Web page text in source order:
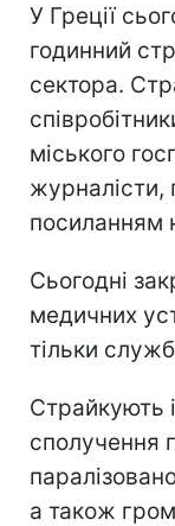
У Греції
годинний
сектора.
міського
журналісти,
посиланням
Сьогодні
медичних
тільки
Страйкують
сполучення
а також